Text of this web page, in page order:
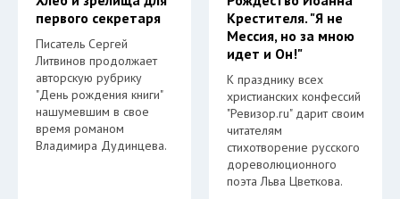
первого секретаря
Писатель Сергей
Литвинов продолжает
авторскую рубрику
"День рождения книги"
нашумевшим в свое
время романом
Владимира Дудинцева.
Крестителя. "Я не
Мессия, но за мною
идет и Он!"
К празднику всех
христианских конфессий
"Ревизор.ru" дарит своим
читателям
стихотворение русского
дореволюционного
поэта Льва Цветкова.